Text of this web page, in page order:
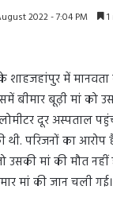
2022 - 7:04 PM
के शाहजहांपुर में
बीमार बूढ़ी मां को
दूर अस्पताल
थी. परिजनों का
उसकी मां की मौत
मां की जान चली गई।